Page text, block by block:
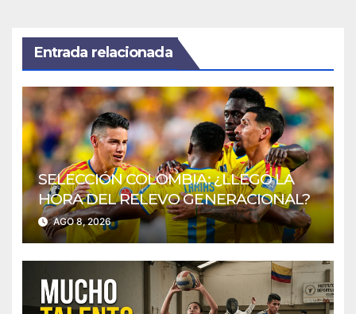
Entrada relacionada
SELECCIÓN COLOMBIA: ¿LLEGÓ LA
HORA DEL RELEVO GENERACIONAL?
AGO 8, 2026